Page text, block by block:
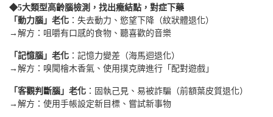
◆5大類型高齡腦檢測，找出癥結點，對症下藥
「動力腦」老化 ：失去動力、慾望下降（紋狀體退化）
→解方：咀嚼有口感的食物、聽喜歡的音樂
「記憶腦」老化 ：記憶力變差（海馬迴退化）
→解方：嗅聞檜木香氣、使用撲克牌進行「配對遊戲」
「客觀判斷腦」老化 ：固執己見、易被詐騙（前額葉皮質退化）
→解方：使用手帳設定新目標、嘗試新事物